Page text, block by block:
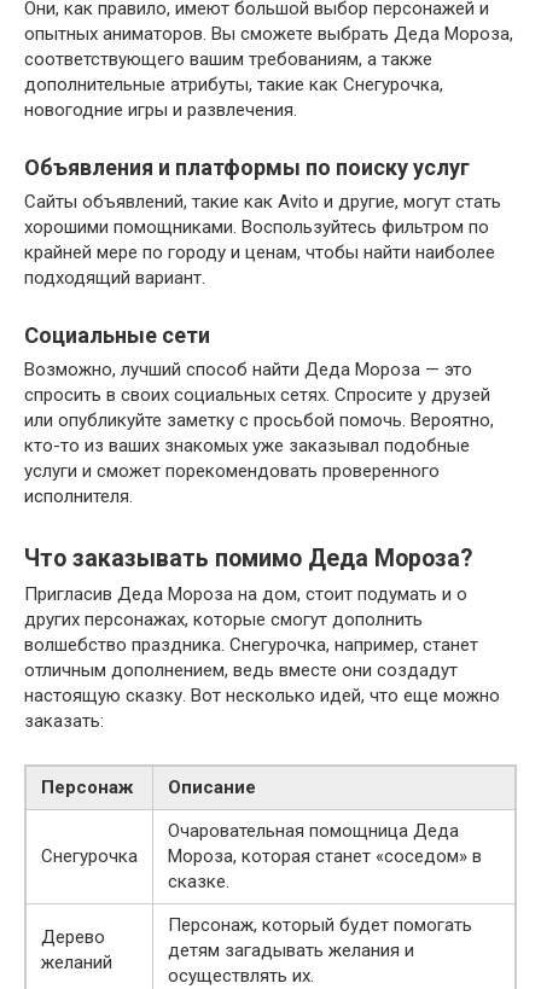
Они, как правило, имеют большой выбор персонажей и
опытных аниматоров. Вы сможете выбрать Деда Мороза,
соответствующего вашим требованиям, а также
дополнительные атрибуты, такие как Снегурочка,
новогодние игры и развлечения.
Объявления и платформы по поиску услуг
Сайты объявлений, такие как Avito и другие, могут стать
хорошими помощниками. Воспользуйтесь фильтром по
крайней мере по городу и ценам, чтобы найти наиболее
подходящий вариант.
Социальные сети
Возможно, лучший способ найти Деда Мороза — это
спросить в своих социальных сетях. Спросите у друзей
или опубликуйте заметку с просьбой помочь. Вероятно,
кто-то из ваших знакомых уже заказывал подобные
услуги и сможет порекомендовать проверенного
исполнителя.
Что заказывать помимо Деда Мороза?
Пригласив Деда Мороза на дом, стоит подумать и о
других персонажах, которые смогут дополнить
волшебство праздника. Снегурочка, например, станет
отличным дополнением, ведь вместе они создадут
настоящую сказку. Вот несколько идей, что еще можно
заказать:
Персонаж Описание
Снегурочка
Очаровательная помощница Деда
Мороза, которая станет «соседом» в
сказке.
Дерево
желаний
Персонаж, который будет помогать
детям загадывать желания и
осуществлять их.